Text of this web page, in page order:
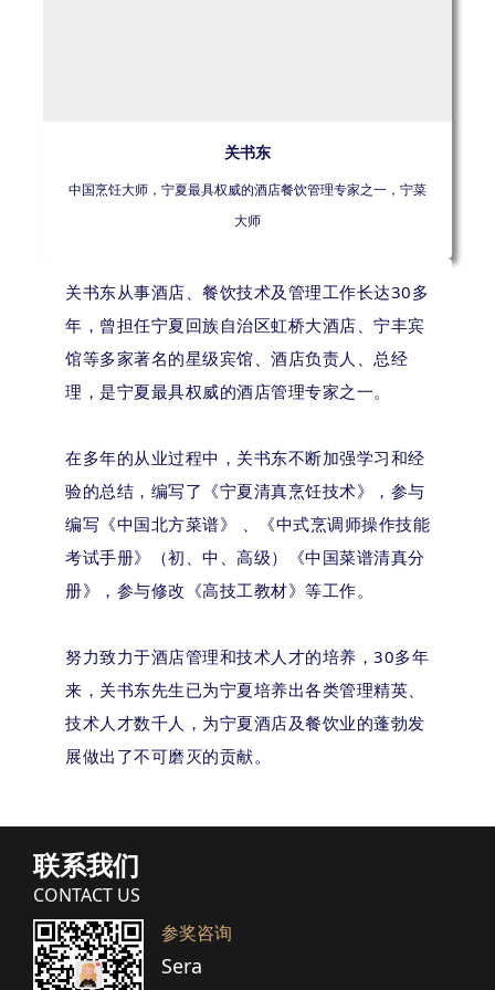
关书东
中国烹饪大师，宁夏最具权威的酒店餐饮管理专家之一，宁菜
大师
关书东从事酒店、餐饮技术及管理工作长达30多
年，曾担任宁夏回族自治区虹桥大酒店、宁丰宾
馆等多家著名的星级宾馆、酒店负责人、总经
理，是宁夏最具权威的酒店管理专家之一。
在多年的从业过程中，关书东不断加强学习和经
验的总结，编写了《宁夏清真烹饪技术》，参与
编写《中国北方菜谱》 、《中式烹调师操作技能
考试手册》（初、中、高级）《中国菜谱清真分
册》，参与修改《高技工教材》等工作。
努力致力于酒店管理和技术人才的培养，30多年
来，关书东先生已为宁夏培养出各类管理精英、
技术人才数千人，为宁夏酒店及餐饮业的蓬勃发
展做出了不可磨灭的贡献。
联系我们
CONTACT US
参奖咨询
Sera